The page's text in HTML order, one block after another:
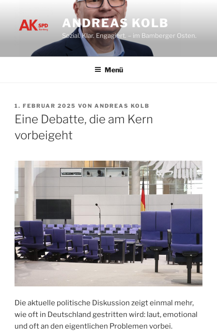
springen
ANDREAS KOLB
Sozial. Klar. Engagiert. – im Bamberger Osten.
Menü
VERÖFFENTLICHT
AM
1. FEBRUAR 2025 VON ANDREAS KOLB
Eine Debatte, die am Kern
vorbeigeht
Die aktuelle politische Diskussion zeigt einmal mehr,
wie oft in Deutschland gestritten wird: laut, emotional
und oft an den eigentlichen Problemen vorbei.